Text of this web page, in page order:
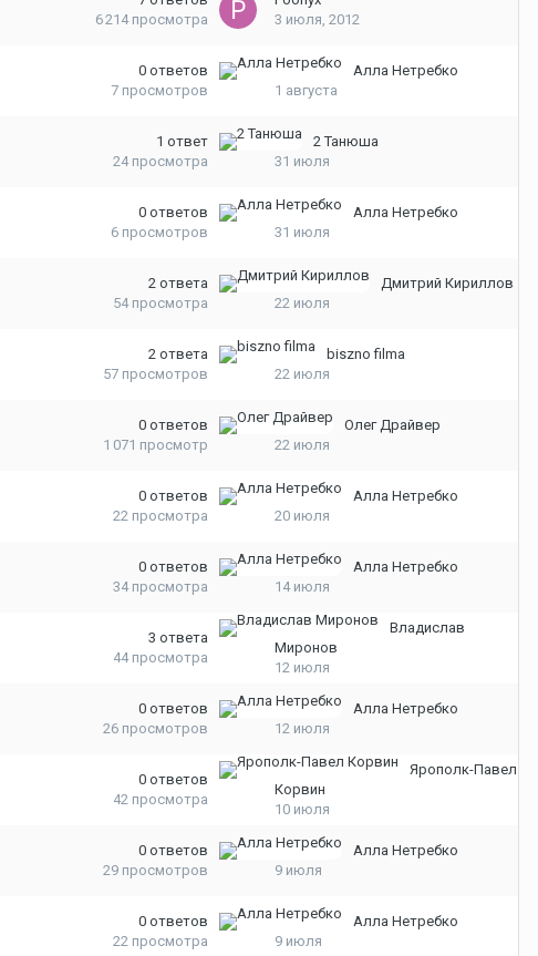
6 214 просмотра
3 июля, 2012
0 ответов
7 просмотров
Алла Нетребко
1 августа
1 ответ
24 просмотра
2 Танюша
31 июля
0 ответов
6 просмотров
Алла Нетребко
31 июля
2 ответа
54 просмотра
Дмитрий Кириллов
22 июля
2 ответа
57 просмотров
biszno filma
22 июля
0 ответов
1 071 просмотр
Олег Драйвер
22 июля
0 ответов
22 просмотра
Алла Нетребко
20 июля
0 ответов
34 просмотра
Алла Нетребко
14 июля
3 ответа
44 просмотра
Владислав
Миронов
12 июля
0 ответов
26 просмотров
Алла Нетребко
12 июля
0 ответов
42 просмотра
Ярополк-Павел
Корвин
10 июля
0 ответов
29 просмотров
Алла Нетребко
9 июля
0 ответов
22 просмотра
Алла Нетребко
9 июля